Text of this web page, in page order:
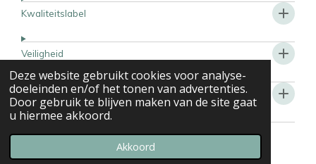
Deze website gebruikt cookies voor analyse-
doeleinden en/of het tonen van advertenties.
Door gebruik te blijven maken van de site gaat
u hiermee akkoord.
Akkoord
Kwaliteitslabel
Veiligheid
Algemene onderhoudsinstructies